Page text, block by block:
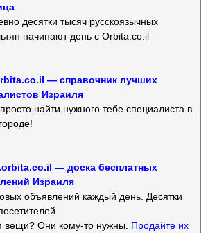
десятки тысяч русскоязычных
начинают день с Orbita.co.il
— справочник лучших
Израиля
найти нужного тебе специалиста в
— доска бесплатных
Израиля
объявлений каждый день. Десятки
вещи? Они кому-то нужны. Продайте их